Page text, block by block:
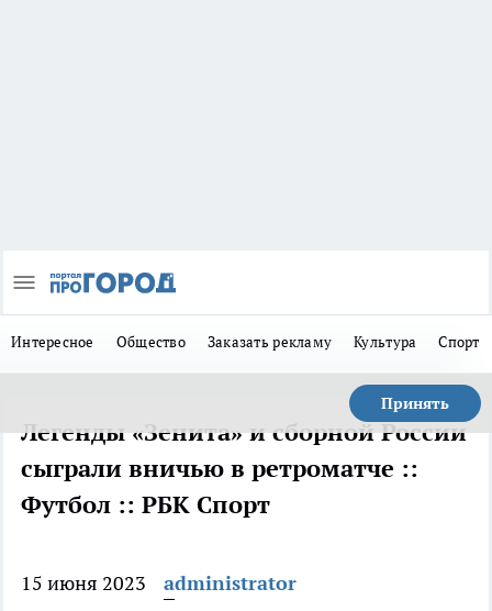
Интересное Общество Заказать рекламу Культура Спорт
Принять
Легенды «Зенита» и сборной России
сыграли вничью в ретроматче ::
Футбол :: РБК Спорт
15 июня 2023
administrator